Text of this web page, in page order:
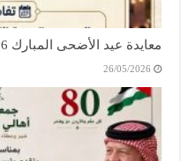
معايدة عيد الأضحى المبارك 2026
26/05/2026